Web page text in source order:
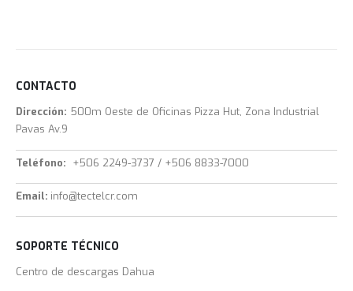
CONTACTO
Dirección: 500m Oeste de Oficinas Pizza Hut, Zona Industrial
Pavas Av.9
Teléfono: +506 2249-3737 / +506 8833-7000
Email: info@tectelcr.com
SOPORTE TÉCNICO
Centro de descargas Dahua